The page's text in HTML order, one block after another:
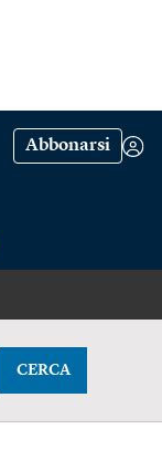
Abbonarsi
CERCA